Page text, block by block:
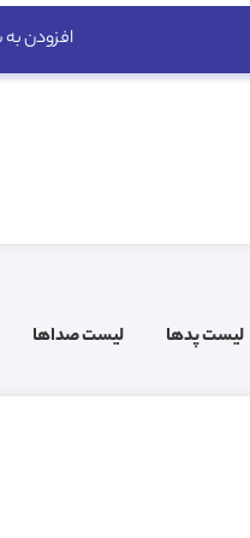
افزودن
لیست پد‌ها لیست صدا‌ها